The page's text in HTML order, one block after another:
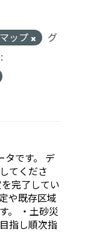
ップ
グ
タです。 デ
てくださ
や既存区域
災
指し順次指